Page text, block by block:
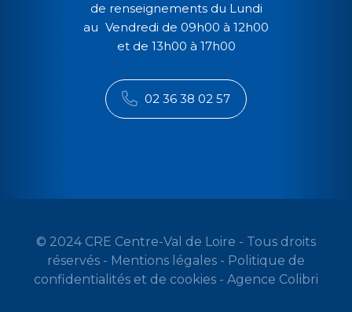
de renseignements du Lundi
au Vendredi de 09h00 à 12h00
et de 13h00 à 17h00
02 36 38 02 57
© 2024 CRE Centre-Val de Loire - Tous droits
réservés - Mentions légales - Politique de
confidentialités et de cookies - Agence Colibri